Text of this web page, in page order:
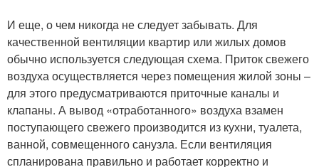
И еще, о чем никогда не следует забывать. Для
качественной вентиляции квартир или жилых домов
обычно используется следующая схема. Приток свежего
воздуха осуществляется через помещения жилой зоны –
для этого предусматриваются приточные каналы и
клапаны. А вывод «отработанного» воздуха взамен
поступающего свежего производится из кухни, туалета,
ванной, совмещенного санузла. Если вентиляция
спланирована правильно и работает корректно и